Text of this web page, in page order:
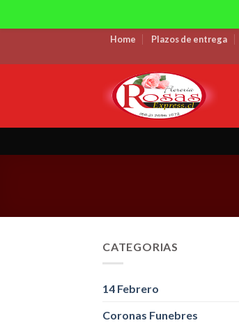
Home Plazos de entrega
CATEGORIAS
14 Febrero
Coronas Funebres